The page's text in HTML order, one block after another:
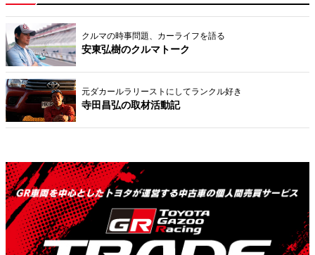
クルマの時事問題、カーライフを語る
安東弘樹のクルマトーク
元ダカールラリーストにしてランクル好き
寺田昌弘の取材活動記